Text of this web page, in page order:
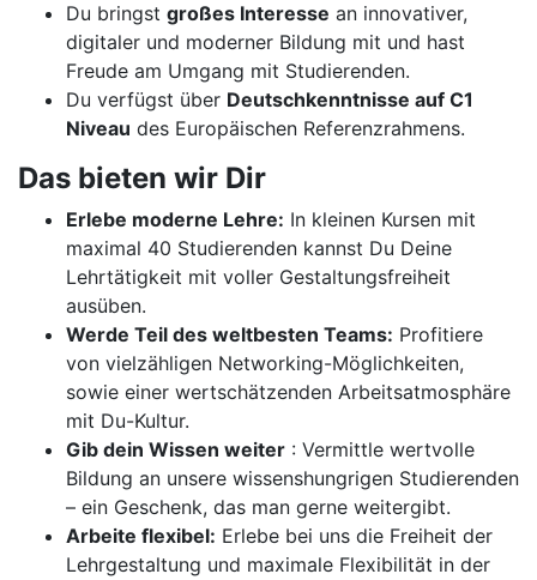
Du bringst großes Interesse an innovativer,
digitaler und moderner Bildung mit und hast
Freude am Umgang mit Studierenden.
Du verfügst über Deutschkenntnisse auf C1
Niveau des Europäischen Referenzrahmens.
Das bieten wir Dir
Erlebe moderne Lehre: In kleinen Kursen mit
maximal 40 Studierenden kannst Du Deine
Lehrtätigkeit mit voller Gestaltungsfreiheit
ausüben.
Werde Teil des weltbesten Teams: Profitiere
von vielzähligen Networking-Möglichkeiten,
sowie einer wertschätzenden Arbeitsatmosphäre
mit Du-Kultur.
Gib dein Wissen weiter : Vermittle wertvolle
Bildung an unsere wissenshungrigen Studierenden
– ein Geschenk, das man gerne weitergibt.
Arbeite flexibel: Erlebe bei uns die Freiheit der
Lehrgestaltung und maximale Flexibilität in der